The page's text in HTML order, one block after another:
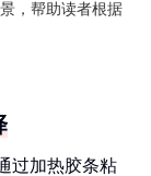
，帮助读者根据
过加热胶条粘